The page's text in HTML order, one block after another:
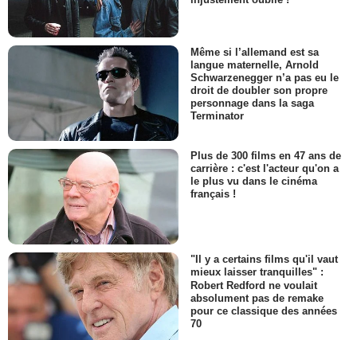
Même si l’allemand est sa
langue maternelle, Arnold
Schwarzenegger n’a pas eu le
droit de doubler son propre
personnage dans la saga
Terminator
Plus de 300 films en 47 ans de
carrière : c'est l'acteur qu'on a
le plus vu dans le cinéma
français !
"Il y a certains films qu'il vaut
mieux laisser tranquilles" :
Robert Redford ne voulait
absolument pas de remake
pour ce classique des années
70